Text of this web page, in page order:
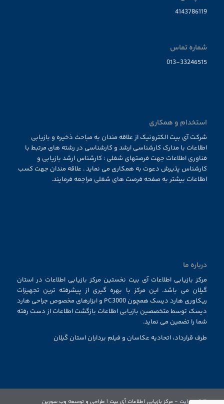
4143786119
شماره تماس
013-33246515
استخدام و همکاری
شرکت آی بیت الکترونیک از علاقه مندان به مباحث ذخیره و بازیابی
اطلاعات با مدارک کارشناسی ارشد و کارشناسی در رشته های مرتبط با
فناوری اطلاعات جهت فرصتهای شغلی : کارشناس ارشد بازیابی و
کارشناس پذیرش دعوت به همکاری می نماید . علاقه مندان جهت کسب
اطلاعات بیشتر به صفحه فرصت های شغلی مراجعه فرمایند.
درباره ما
مرکز بازیابی اطلاعات آی بیت نخستین مرکز بازیابی اطلاعات در استان
گیلان می باشد. این مرکز با بهره گیری از پیشرفته ترین تجهیزات
ریکاوری هارد دیسک همچون PC3000 و ابزارهای مخصوص جراحی هارد
دیسک توسط متخصصین بازیابی اطلاعات بازگشت اطلاعات از دست رفته
شما را تضمین می نماید.
طرف قرارداد، اتحادیه عکاسان و فیلم برداران استان گیلان
© کپی رایت - مرکز بازیابی اطلاعات آی بیت | طراحی و توسعه وب سورین